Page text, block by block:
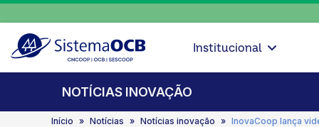
Institucional
NOTÍCIAS INOVAÇÃO
Início Notícias Notícias inovação InovaCoop lança